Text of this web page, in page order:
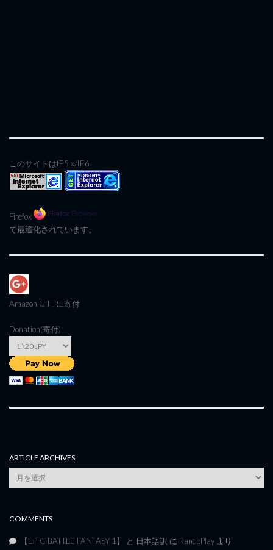
このサイトはIE5.x/IE6
Firefox
で最適化されています。
Amazon GIFTに寄付
Donation(寄付)
ARTICLE ARCHIVES
Article
Archives
COMMENTS
【EPIC BATTLE FANTASY 1】 と 日本語訳 に RandoPlay より